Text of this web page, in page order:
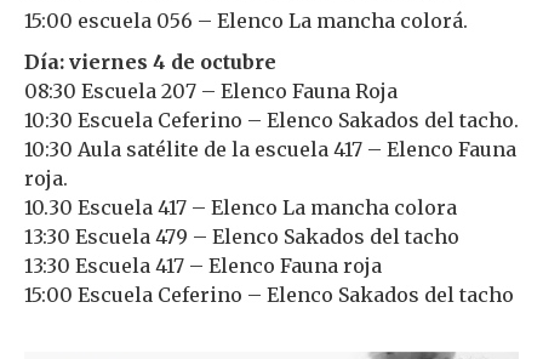
15:00 escuela 056 – Elenco La mancha colorá.
Día: viernes 4 de octubre
08:30 Escuela 207 – Elenco Fauna Roja
10:30 Escuela Ceferino – Elenco Sakados del tacho.
10:30 Aula satélite de la escuela 417 – Elenco Fauna
roja.
10.30 Escuela 417 – Elenco La mancha colora
13:30 Escuela 479 – Elenco Sakados del tacho
13:30 Escuela 417 – Elenco Fauna roja
15:00 Escuela Ceferino – Elenco Sakados del tacho